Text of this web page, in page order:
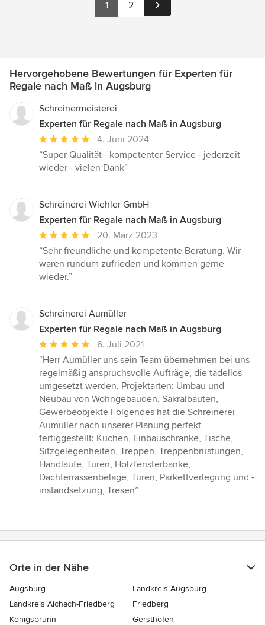
1 2
Hervorgehobene Bewertungen für Experten für
Regale nach Maß in Augsburg
Schreinermeisterei
Experten für Regale nach Maß in Augsburg
Durchschnittliche
Bewertung:
5
Sternen
4. Juni 2024
“Super Qualität - kompetenter Service - jederzeit
wieder - vielen Dank”
Schreinerei Wiehler GmbH
Experten für Regale nach Maß in Augsburg
Durchschnittliche
Bewertung:
5
von
20. März 2023
“Sehr freundliche und kompetente Beratung. Wir
waren rundum zufrieden und kommen gerne
wieder.”
Schreinerei Aumüller
Experten für Regale nach Maß in Augsburg
Durchschnittliche
Bewertung:
5
von
5
Sternen
6. Juli 2021
“Herr Aumüller uns sein Team übernehmen bei uns
regelmäßig anspruchsvolle Aufträge, die tadellos
umgesetzt werden. Projektarten: Umbau und
Neubau von Wohngebäuden, Sakralbauten,
Gewerbeobjekte Folgendes hat die Schreinerei
Aumüller nach unserer Planung perfekt
fertiggestellt: Küchen, Einbauschränke, Tische,
Sitzgelegenheiten, Treppen, Treppenbrüstungen,
Handläufe, Türen, Holzfensterbänke,
Dachterrassenbeläge, Türen, Parkettverlegung und -
instandsetzung, Tresen”
Orte in der Nähe
Augsburg
Landkreis Augsburg
Landkreis Aichach-Friedberg
Friedberg
Königsbrunn
Gersthofen